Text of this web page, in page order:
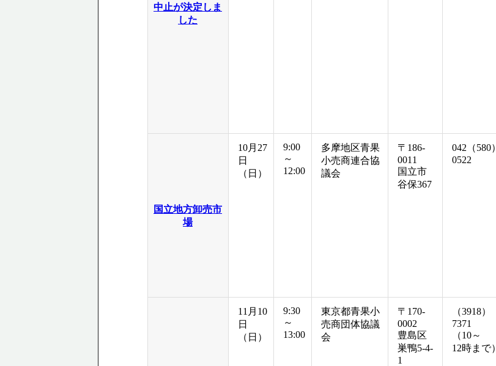
中止が決定しま
した
国立地方卸売市
場
10月27
日
（日）
9:00
～
12:00
多摩地区青果
小売商連合協
議会
〒186-
0011
国立市
谷保367
042（580）
0522
11月10
日
（日）
9:30
～
13:00
東京都青果小
売商団体協議
会
〒170-
0002
豊島区
巣鴨5-4-
1
（3918）
7371
（10～
12時まで）